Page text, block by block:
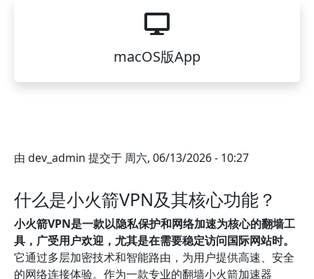
macOS版App
由 dev_admin 提交于 周六, 06/13/2026 - 10:27
什么是小火箭VPN及其核心功能？
小火箭VPN是一款以隐私保护和网络加速为核心的翻墙工
具，广受用户欢迎，尤其是在需要稳定访问国际网站时。
它通过多层加密技术和智能路由，为用户提供高速、安全
的网络连接体验。作为一款专业的翻墙小火箭加速器